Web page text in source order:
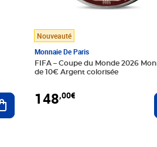
Ajouter au panier
Nouveauté
Monnaie De Paris
FIFA – Coupe du Monde 2026
de 10€ Argent colorisée
148,00€